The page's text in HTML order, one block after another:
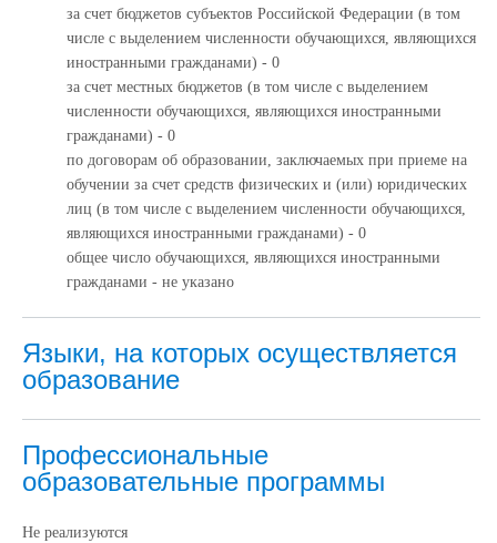
за счет бюджетов субъектов Российской Федерации (в том
числе с выделением численности обучающихся, являющихся
иностранными гражданами) - 0
за счет местных бюджетов (в том числе с выделением
численности обучающихся, являющихся иностранными
гражданами) - 0
по договорам об образовании, заключаемых при приеме на
обучении за счет средств физических и (или) юридических
лиц (в том числе с выделением численности обучающихся,
являющихся иностранными гражданами) - 0
общее число обучающихся, являющихся иностранными
гражданами - не указано
Языки, на которых осуществляется
образование
Профессиональные
образовательные программы
Не реализуются